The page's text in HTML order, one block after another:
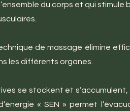
du corps et qui stimule
de massage élimine
les différents organes.
se stockent et
« SEN » permet